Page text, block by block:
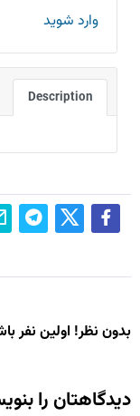
وارد شوید
Description
بدون نظر! اولین نفر
دیدگاهتان را